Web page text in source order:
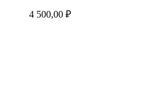
4 500,00 ₽